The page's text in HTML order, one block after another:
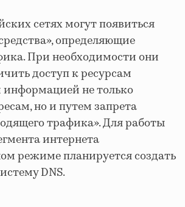
сетях могут появиться
определяющие
При необходимости они
доступ к ресурсам
информацией не только
но и путем запрета
трафика». Для работы
интернета
режиме планируется создать
DNS.